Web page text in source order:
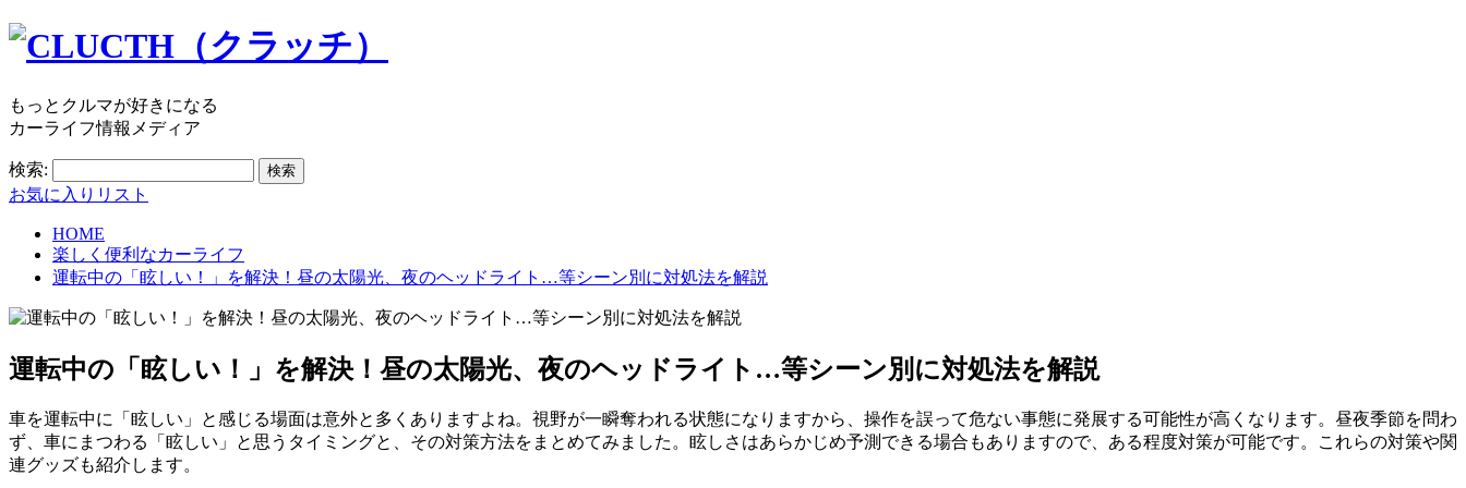
もっとクルマが好きになる
カーライフ情報メディア
検索:
お気に入りリスト
HOME
楽しく便利なカーライフ
運転中の「眩しい！」を解決！昼の太陽光、夜のヘッドライト…等シーン別に対処法を解説
運転中の「眩しい！」を解決！昼の太陽光、夜のヘッドライト…等シーン別に対処法を解説
車を運転中に「眩しい」と感じる場面は意外と多くありますよね。視野が一瞬奪われる状態になりますから、操作を誤って危ない事態に発展する可能性が高くなります。昼夜季節を問わ
ず、車にまつわる「眩しい」と思うタイミングと、その対策方法をまとめてみました。眩しさはあらかじめ予測できる場合もありますので、ある程度対策が可能です。これらの対策や関
連グッズも紹介します。